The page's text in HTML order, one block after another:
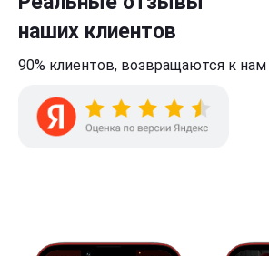
наших клиентов
90% клиентов, возвращаются к нам